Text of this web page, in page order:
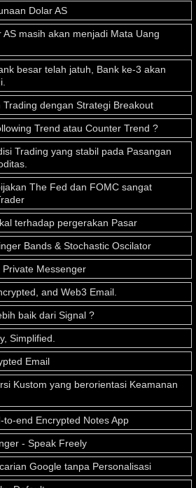
Dolar AS
masih akan menjadi Mata Uang
besar telah jatuh, Bank ke-3 akan
dengan Strategi Breakout
Trend atau Counter Trend ?
Trading yang stabil pada Pasangan
The Fed dan FOMC sangat
terhadap pergerakan Pasar
Bands & Stochastic Oscilator
Messenger
and Web3 Email.
baik dari Signal ?
Simplified.
Email
Kustom yang berorientasi Keamanan
end Encrypted Notes App
- Speak Freely
Google tanpa Personalisasi